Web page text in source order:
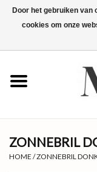
€15✴
KLEDING
ZONNEBRIL
HOME /ZONNEBRIL
Door het gebruiken van
cookies om onze